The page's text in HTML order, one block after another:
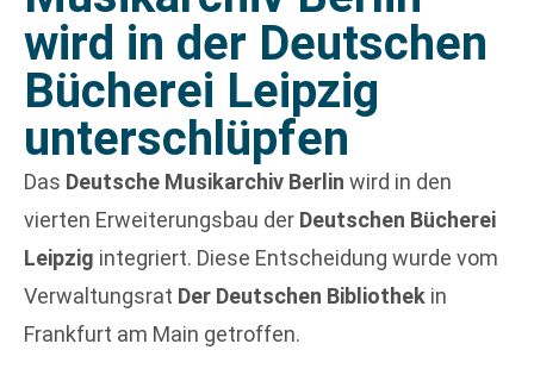
wird in der Deutschen
Bücherei Leipzig
unterschlüpfen
Das Deutsche Musikarchiv Berlin wird in den
vierten Erweiterungsbau der Deutschen Bücherei
Leipzig integriert. Diese Entscheidung wurde vom
Verwaltungsrat Der Deutschen Bibliothek in
Frankfurt am Main getroffen.